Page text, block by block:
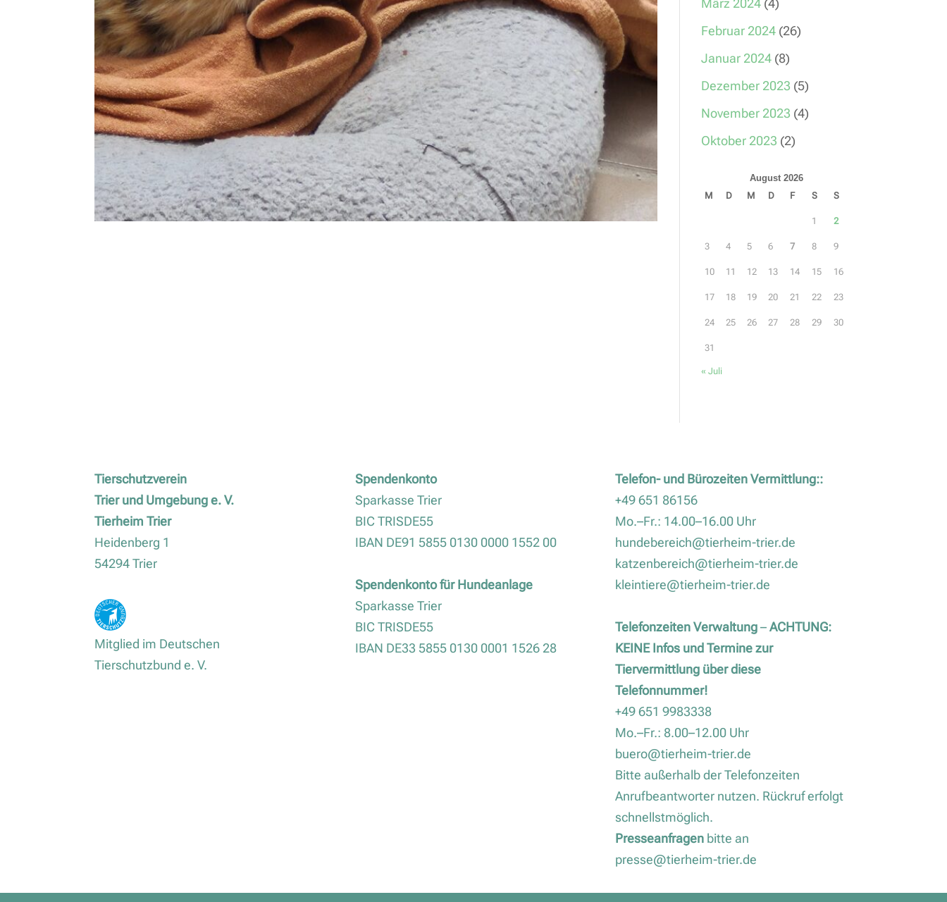
März 2024(4)
Februar 2024(26)
Januar 2024(8)
Dezember 2023 (5)
November 2023 (4)
Oktober 2023 (2)
August 2026
M
D M D F S S
1 2
3 4 5 6 7 8 9
10 11 12 13 14 15 16
17 18 19 20 21 22 23
24 25 26 27 28 29 30
31
« Juli
Tierschutzverein
Trier und Umgebung e. V.
Tierheim Trier
Heidenberg 1
54294 Trier
Mitglied im Deutschen
Tierschutzbund e. V.
Spendenkonto
Sparkasse Trier
BIC TRISDE55
IBAN DE91 5855 0130 0000 1552 00
Spendenkonto für Hundeanlage
Sparkasse Trier
BIC TRISDE55
IBAN DE33 5855 0130 0001 1526 28
Telefon- und Bürozeiten Vermittlung::
+49 651 86156
Mo.–Fr.: 14.00–16.00 Uhr
hundebereich@tierheim-trier.de
katzenbereich@tierheim-trier.de
kleintiere@tierheim-trier.de
Telefonzeiten Verwaltung–ACHTUNG:
KEINE Infos und Termine zur
Tiervermittlung über diese
Telefonnummer!
+49 651 9983338
Mo.–Fr.: 8.00–12.00 Uhr
buero@tierheim-trier.de
Bitte außerhalb der Telefonzeiten
Anrufbeantworter nutzen. Rückruf erfolgt
schnellstmöglich.
Presseanfragen bitte an
presse@tierheim-trier.de